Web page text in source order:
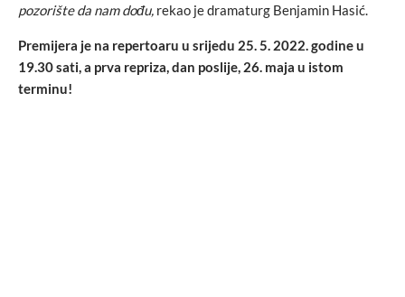
pozorište da nam dođu, rekao je dramaturg Benjamin Hasić.
Premijera je na repertoaru u srijedu 25. 5. 2022. godine u
19.30 sati, a prva repriza, dan poslije, 26. maja u istom
terminu!